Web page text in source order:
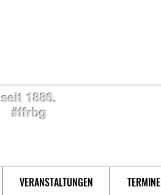
seit 1886.
#ffrbg
VERANSTALTUNGEN TERMINE